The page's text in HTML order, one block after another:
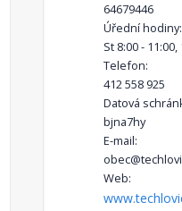
64679446
Úřední hodiny:
St 8:00 - 11:00,
Telefon:
412 558 925
Datová
bjna7hy
E-mail:
Web: